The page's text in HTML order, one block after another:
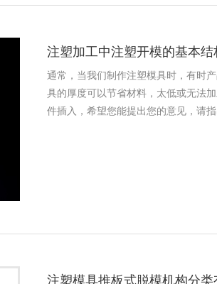
注塑加工中注塑开模的基本结
通常，当我们制作注塑模具时，有时
具的厚度可以节省材料，太低或无法
件插入，希望您能提出您的意见，请
注塑模具推板式脱模机构分类